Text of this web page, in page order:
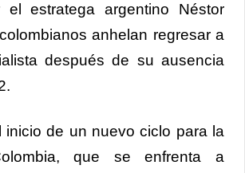
el estratega argentino Néstor
anhelan regresar a
después de su ausencia
inicio de un nuevo ciclo para la
que se enfrenta a